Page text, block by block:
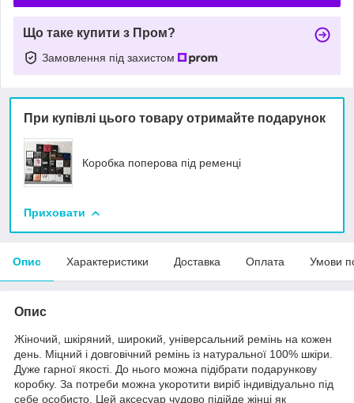
Що таке купити з Пром?
Замовлення під захистом
При купівлі цього товару отримайте подарунок
Коробка поперова під ременці
Приховати
Опис Характеристики Доставка Оплата Умови
Опис
Жіночий, шкіряний, широкий, універсальний ремінь на кожен
день. Міцний і довговічний ремінь із натуральної 100% шкіри.
Дуже гарної якості. До нього можна підібрати подарункову
коробку. За потреби можна укоротити виріб індивідуально під
себе особисто. Цей аксесуар чудово підійде жінці як